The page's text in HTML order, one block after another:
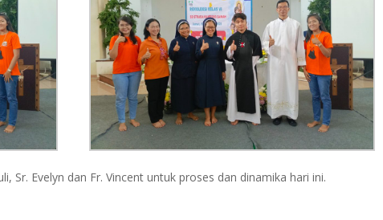
Sr. Evelyn dan Fr. Vincent untuk proses dan dinamika hari ini.